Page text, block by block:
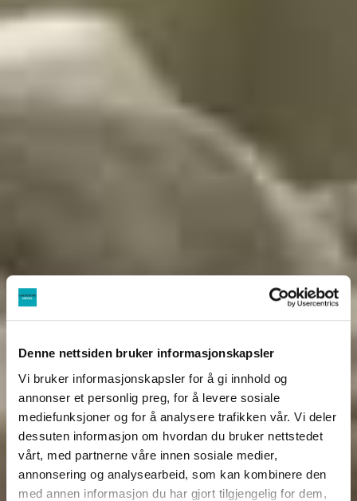
Denne nettsiden bruker informasjonskapsler
Vi bruker informasjonskapsler for å gi innhold og
annonser et personlig preg, for å levere sosiale
mediefunksjoner og for å analysere trafikken vår. Vi deler
dessuten informasjon om hvordan du bruker nettstedet
vårt, med partnerne våre innen sosiale medier,
annonsering og analysearbeid, som kan kombinere den
med annen informasjon du har gjort tilgjengelig for dem,